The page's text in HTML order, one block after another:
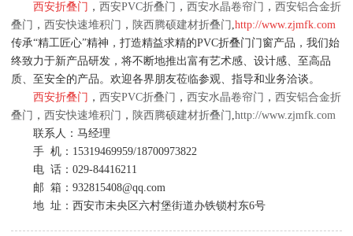
西安折叠门 ， 西安PVC折叠门 ， 西安水晶卷帘门 ， 西安铝合金折
叠门 ， 西安快速堆积门 ， 陕西腾硕建材折叠门 ,http://www.zjmfk.com
传承“精工匠心”精神，打造精益求精的PVC折叠门门窗产品，我们始
终致力于新产品研发，将不断地推出富有艺术感、设计感、至高品
质、至安全的产品。欢迎各界朋友莅临参观、指导和业务洽谈。
西安折叠门 ， 西安PVC折叠门 ， 西安水晶卷帘门 ， 西安铝合金折
叠门 ， 西安快速堆积门 ， 陕西腾硕建材折叠门 ,http://www.zjmfk.com
联系人：马经理
手 机：15319469959/18700973822
电 话：029-84416211
邮 箱：932815408@qq.com
地 址：西安市未央区六村堡街道办铁锁村东6号